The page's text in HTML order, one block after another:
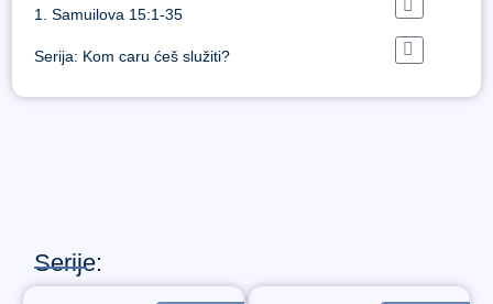
1. Samuilova 15:1-35
Serija: Kom caru ćeš služiti?
Serije: